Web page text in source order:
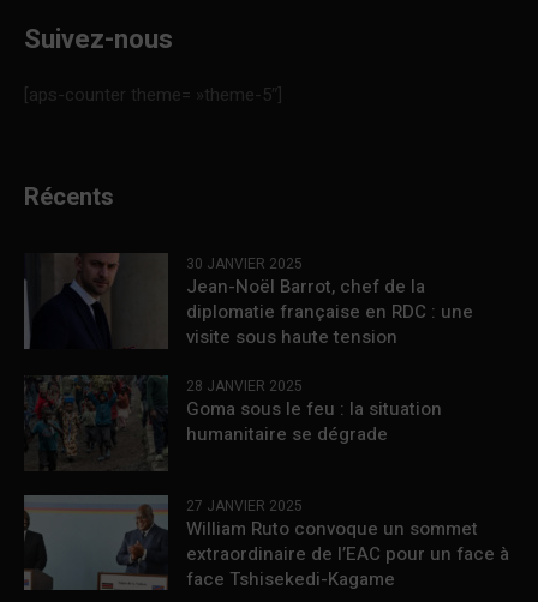
Suivez-nous
[aps-counter theme= »theme-5″]
Récents
30 JANVIER 2025
Jean-Noël Barrot, chef de la
diplomatie française en RDC : une
visite sous haute tension
28 JANVIER 2025
Goma sous le feu : la situation
humanitaire se dégrade
27 JANVIER 2025
William Ruto convoque un sommet
extraordinaire de l’EAC pour un face à
face Tshisekedi-Kagame